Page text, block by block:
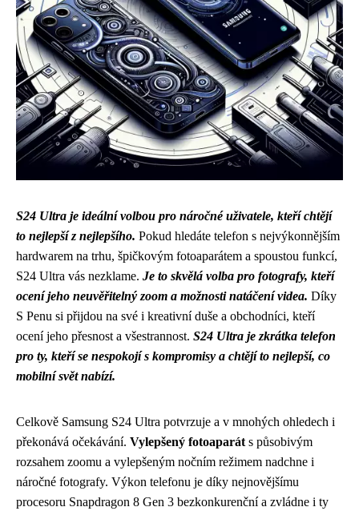
S24 Ultra je ideální volbou pro náročné uživatele, kteří chtějí
to nejlepší z nejlepšího. Pokud hledáte telefon s nejvýkonnějším
hardwarem na trhu, špičkovým fotoaparátem a spoustou funkcí,
S24 Ultra vás nezklame. Je to skvělá volba pro fotografy, kteří
ocení jeho neuvěřitelný zoom a možnosti natáčení videa. Díky
S Penu si přijdou na své i kreativní duše a obchodníci, kteří
ocení jeho přesnost a všestrannost. S24 Ultra je zkrátka telefon
pro ty, kteří se nespokojí s kompromisy a chtějí to nejlepší, co
mobilní svět nabízí.
Celkově Samsung S24 Ultra potvrzuje a v mnohých ohledech i
překonává očekávání. Vylepšený fotoaparát s působivým
rozsahem zoomu a vylepšeným nočním režimem nadchne i
náročné fotografy. Výkon telefonu je díky nejnovějšímu
procesoru Snapdragon 8 Gen 3 bezkonkurenční a zvládne i ty